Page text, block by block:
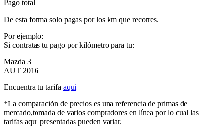
Pago total
De esta forma solo pagas por los km que recorres.
Por ejemplo:
Si contratas tu pago por kilómetro para tu:
Mazda 3
AUT 2016
Encuentra tu tarifa aqui
*La comparación de precios es una referencia de primas de
mercado,tomada de varios compradores en línea por lo cual las
tarifas aqui presentadas pueden variar.